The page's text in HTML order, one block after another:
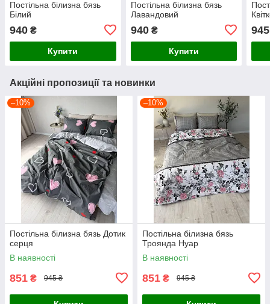
Постільна білизна бязь
Білий
940 ₴
Купити
Постільна білизна бязь
Лавандовий
940₴
Купити
945
Акційні пропозиції та новинки
–10%
Постільна білизна бязь Дотик
серця
В наявності
851 ₴ 945 ₴
–10%
Постільна білизна бязь
Троянда Нуар
В наявності
851 ₴ 945 ₴